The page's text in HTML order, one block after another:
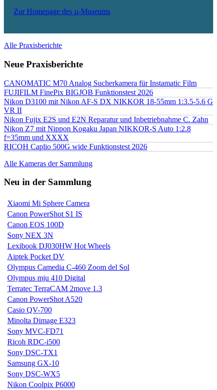
Zur Homepage des µ-Museums
Alle Praxisberichte
Neue Praxisberichte
CANOMATIC M70 Analog Sucherkamera für Instamatic Film
FUJIFILM FinePix BIGJOB Funktionstest 2026
Nikon D3100 mit Nikon AF-S DX NIKKOR 18-55mm 1:3.5-5.6 G
VR II
Nikon Fujix E2S und E2N Reparatur und Inbetriebnahme C. Zahn
Nikon Z7 mit Nippon Kogaku Japan NIKKOR-S Auto 1:2.8
f=35mm und XXXX
RICOH Caplio 500G wide Funktionstest 2026
Alle Kameras der Sammlung
Neu in der Sammlung
Xiaomi Mi Sphere Camera
Canon PowerShot S1 IS
Canon EOS 100D
Sony NEX 3N
Lexibook DJ030HW Hot Wheels
Aiptek Pocket DV
Olympus Camedia C-460 Zoom del Sol
Olympus mju 410 Digital
Terratec TerraCAM 2move 1.3
Canon PowerShot A520
Casio QV-700
Minolta Dimage E323
Sony MVC-FD71
Ricoh RDC-i500
Sony DSC-TX1
Samsung GX-10
Sony DSC-WX5
Nikon Coolpix P6000